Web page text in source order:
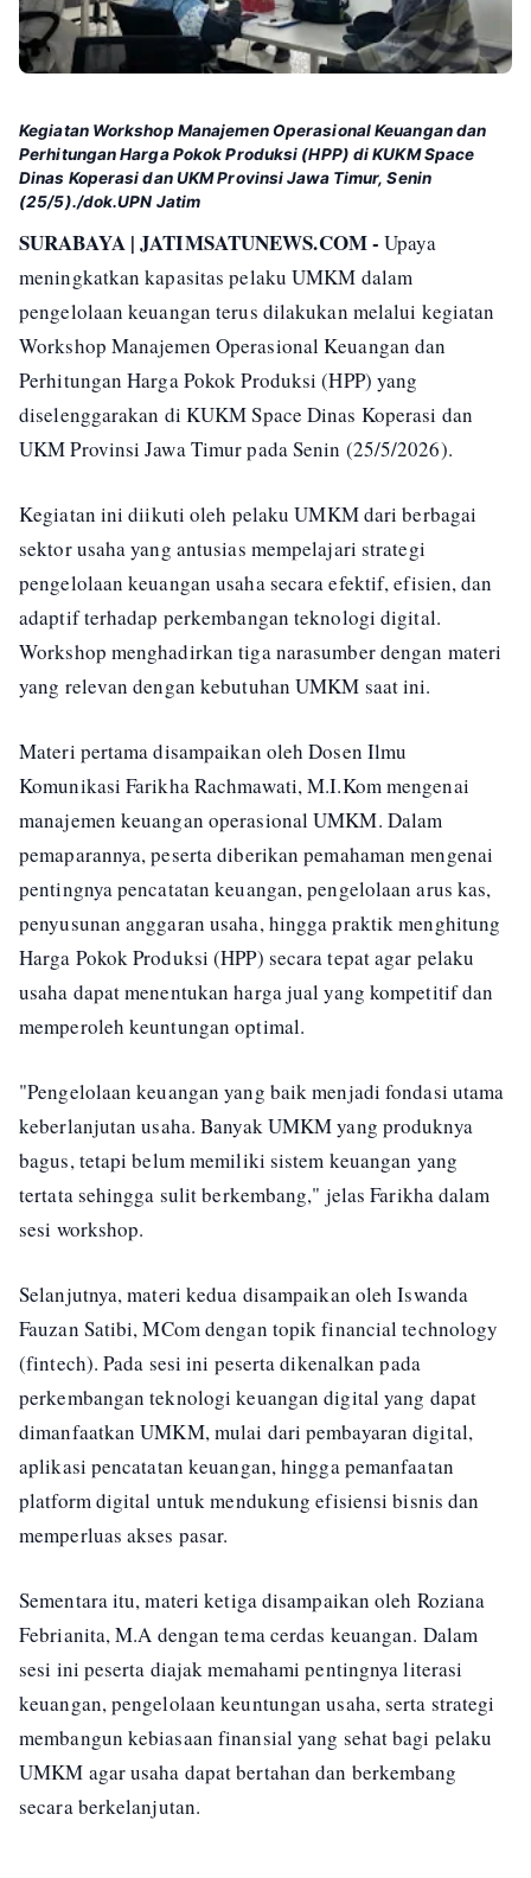
Kegiatan Workshop Manajemen Operasional Keuangan dan
Perhitungan Harga Pokok Produksi (HPP) di KUKM Space
Dinas Koperasi dan UKM Provinsi Jawa Timur, Senin
(25/5)./dok.UPN Jatim
SURABAYA | JATIMSATUNEWS.COM - Upaya
meningkatkan kapasitas pelaku UMKM dalam
pengelolaan keuangan terus dilakukan melalui kegiatan
Workshop Manajemen Operasional Keuangan dan
Perhitungan Harga Pokok Produksi (HPP) yang
diselenggarakan di KUKM Space Dinas Koperasi dan
UKM Provinsi Jawa Timur pada Senin (25/5/2026).
Kegiatan ini diikuti oleh pelaku UMKM dari berbagai
sektor usaha yang antusias mempelajari strategi
pengelolaan keuangan usaha secara efektif, efisien, dan
adaptif terhadap perkembangan teknologi digital.
Workshop menghadirkan tiga narasumber dengan materi
yang relevan dengan kebutuhan UMKM saat ini.
Materi pertama disampaikan oleh Dosen Ilmu
Komunikasi Farikha Rachmawati, M.I.Kom mengenai
manajemen keuangan operasional UMKM. Dalam
pemaparannya, peserta diberikan pemahaman mengenai
pentingnya pencatatan keuangan, pengelolaan arus kas,
penyusunan anggaran usaha, hingga praktik menghitung
Harga Pokok Produksi (HPP) secara tepat agar pelaku
usaha dapat menentukan harga jual yang kompetitif dan
memperoleh keuntungan optimal.
"Pengelolaan keuangan yang baik menjadi fondasi utama
keberlanjutan usaha. Banyak UMKM yang produknya
bagus, tetapi belum memiliki sistem keuangan yang
tertata sehingga sulit berkembang," jelas Farikha dalam
sesi workshop.
Selanjutnya, materi kedua disampaikan oleh Iswanda
Fauzan Satibi, MCom dengan topik financial technology
(fintech). Pada sesi ini peserta dikenalkan pada
perkembangan teknologi keuangan digital yang dapat
dimanfaatkan UMKM, mulai dari pembayaran digital,
aplikasi pencatatan keuangan, hingga pemanfaatan
platform digital untuk mendukung efisiensi bisnis dan
memperluas akses pasar.
Sementara itu, materi ketiga disampaikan oleh Roziana
Febrianita, M.A dengan tema cerdas keuangan. Dalam
sesi ini peserta diajak memahami pentingnya literasi
keuangan, pengelolaan keuntungan usaha, serta strategi
membangun kebiasaan finansial yang sehat bagi pelaku
UMKM agar usaha dapat bertahan dan berkembang
secara berkelanjutan.